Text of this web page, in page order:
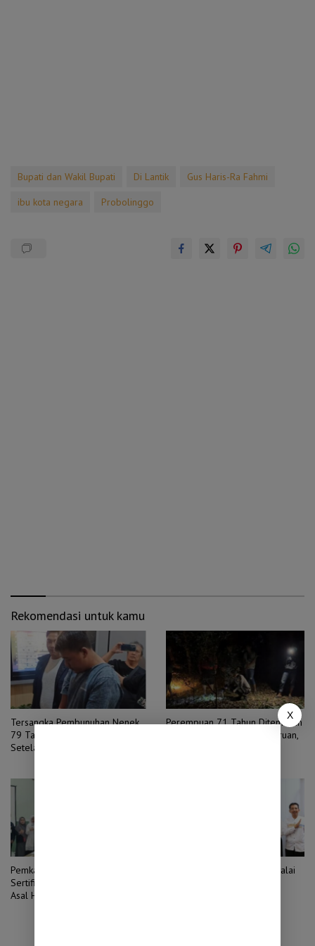
Bupati dan Wakil Bupati Di Lantik
Gus Haris-Ra Fahmi
ibu kota negara
Probolinggo
Rekomendasi untuk kamu
Tersangka Pembunuhan Nenek
79 Tahun di Pasuruan Ditangkap
Setelah Sepekan Buron
Perempuan 71 Tahun Ditemukan
Tewas di Kebun Jeruk Pasuruan,
Pemkab Probolinggo Siapkan
Sertifikasi Halal Produk Pangan
Asal Hewan
Master Limbad Sowan ke Balai
X